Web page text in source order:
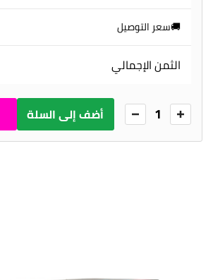
🚚سعر التوصيل
الثمن الإجمالي
1 أضف إلى السلة